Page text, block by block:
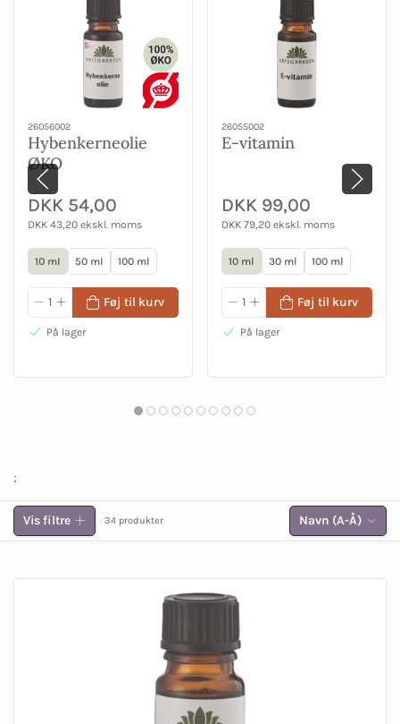
26056002
Hybenkerneolie
ØKO
DKK 54,00
DKK 43,20 ekskl. moms
10 ml 50 ml 100 ml
Føj til kurv
På lager
26055002
E-vitamin
DKK 99,00
DKK 79,20 ekskl. moms
10 ml 30 ml 100 ml
Føj til kurv
På lager
;
Vis filtre 34 produkter Navn (A-Å)